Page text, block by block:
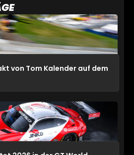
von Tom Kalender auf dem